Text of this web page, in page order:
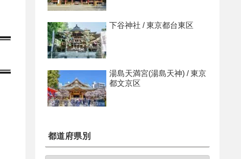
下谷神社 / 東京都台東区
湯島天満宮(湯島天神) / 東京
都文京区
都道府県別